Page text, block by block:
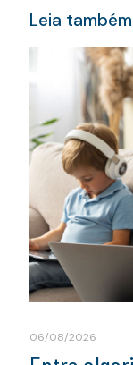
Leia também
06/08/2026